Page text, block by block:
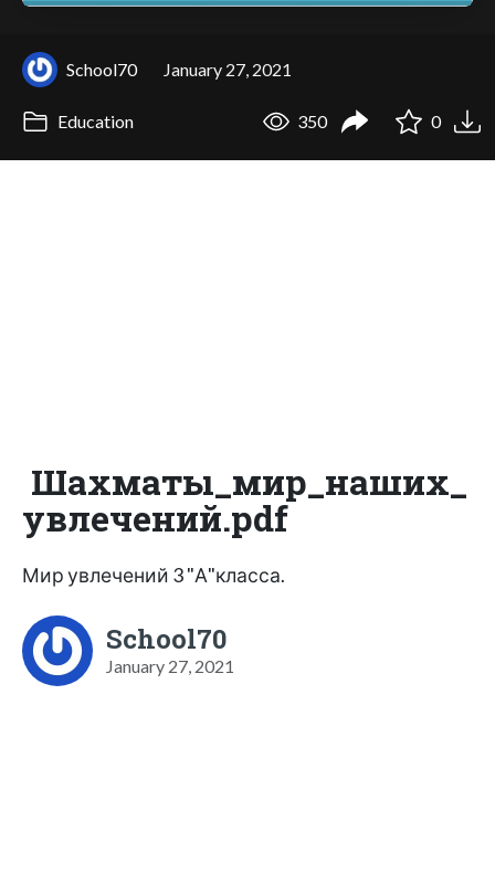
School70 January 27, 2021
Education 350 0
Шахматы_мир_наших_
увлечений.pdf
Мир увлечений 3 "А"класса.
School70
January 27, 2021